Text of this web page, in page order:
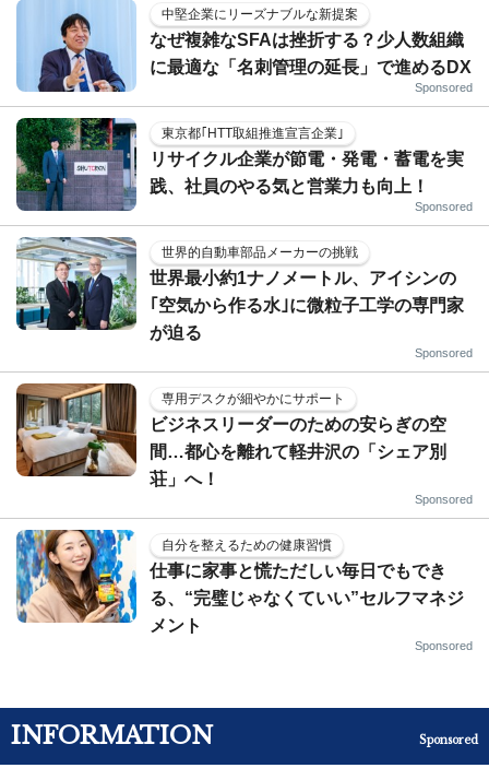
中堅企業にリーズナブルな新提案
なぜ複雑なSFAは挫折する？少人数組織
に最適な「名刺管理の延長」で進めるDX
Sponsored
東京都｢HTT取組推進宣言企業｣
リサイクル企業が節電・発電・蓄電を実
践、社員のやる気と営業力も向上！
Sponsored
世界的自動車部品メーカーの挑戦
世界最小約1ナノメートル、アイシンの
｢空気から作る水｣に微粒子工学の専門家
が迫る
Sponsored
専用デスクが細やかにサポート
ビジネスリーダーのための安らぎの空
間…都心を離れて軽井沢の「シェア別
荘」へ！
Sponsored
自分を整えるための健康習慣
仕事に家事と慌ただしい毎日でもでき
る、“完璧じゃなくていい”セルフマネジ
メント
Sponsored
INFORMATION Sponsored